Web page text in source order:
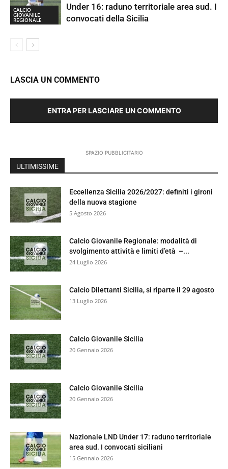
CALCIO
GIOVANILE
REGIONALE
Under 16: raduno territoriale area sud. I
convocati della Sicilia
LASCIA UN COMMENTO
ENTRA PER LASCIARE UN COMMENTO
SPAZIO PUBBLICITARIO
ULTIMISSIME
Eccellenza Sicilia 2026/2027: definiti i gironi
della nuova stagione
5 Agosto 2026
Calcio Giovanile Regionale: modalità di
svolgimento attività e limiti d’età –...
24 Luglio 2026
Calcio Dilettanti Sicilia, si riparte il 29 agosto
13 Luglio 2026
Calcio Giovanile Sicilia
20 Gennaio 2026
Calcio Giovanile Sicilia
20 Gennaio 2026
Nazionale LND Under 17: raduno territoriale
area sud. I convocati siciliani
15 Gennaio 2026